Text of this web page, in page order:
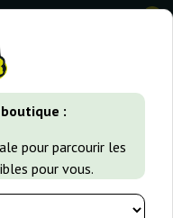
:
pour parcourir les
pour vous.
0
Lemon Haze